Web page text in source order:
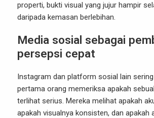
properti, bukti visual yang jujur hampir
daripada kemasan berlebihan.
Media sosial sebagai
persepsi cepat
Instagram dan platform sosial lain
pertama orang memeriksa apakah
terlihat serius. Mereka melihat apakah
apakah visualnya konsisten, dan apakah